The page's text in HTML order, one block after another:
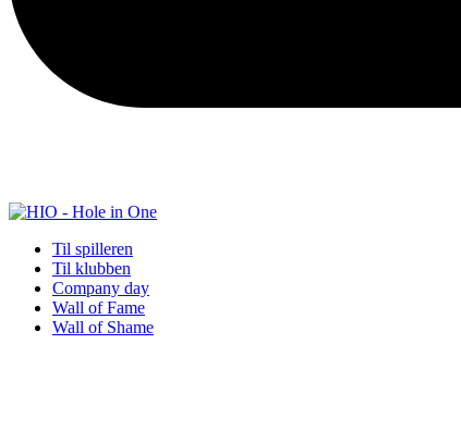
Til spilleren
Til klubben
Company day
Wall of Fame
Wall of Shame